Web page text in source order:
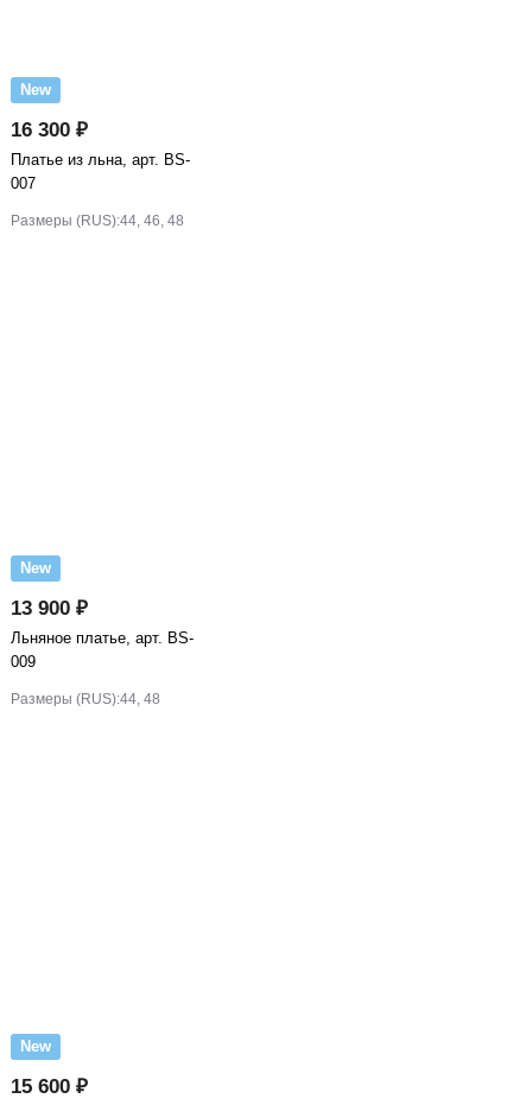
New
16 300 ₽
Платье из льна, арт. BS-
007
Размеры (RUS):44, 46, 48
New
13 900 ₽
Льняное платье, арт. BS-
009
Размеры (RUS):44, 48
New
15 600 ₽